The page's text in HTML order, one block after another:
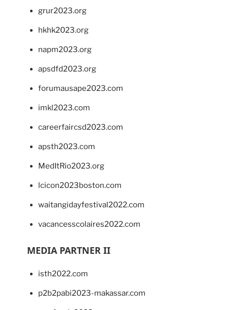
grur2023.org
hkhk2023.org
napm2023.org
apsdfd2023.org
forumausape2023.com
imkl2023.com
careerfaircsd2023.com
apsth2023.com
MedItRio2023.org
lcicon2023boston.com
waitangidayfestival2022.com
vacancesscolaires2022.com
MEDIA PARTNER II
isth2022.com
p2b2pabi2023-makassar.com